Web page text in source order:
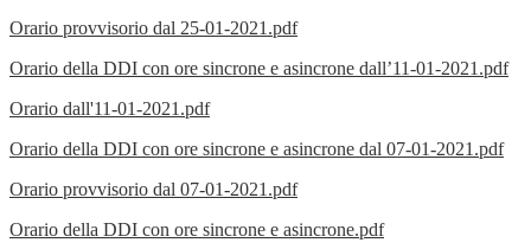
Orario provvisorio dal 25-01-2021.pdf
Orario della DDI con ore sincrone e asincrone dall’11-01-2021.pdf
Orario dall'11-01-2021.pdf
Orario della DDI con ore sincrone e asincrone dal 07-01-2021.pdf
Orario provvisorio dal 07-01-2021.pdf
Orario della DDI con ore sincrone e asincrone.pdf